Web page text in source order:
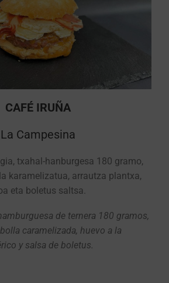
CAFÉ IRUÑA
La Campesina
txahal-hanburgesa 180 gramo,
karamelizatua, arrautza plantxa,
eta boletus saltsa.
de ternera 180 gramos,
caramelizada, huevo a la
y salsa de boletus.